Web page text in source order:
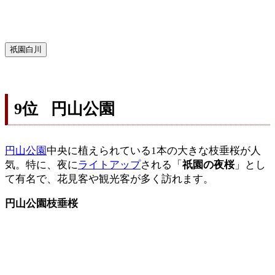
祇園白川
9位 円山公園
円山公園中央に植えられている1本の大きな枝垂桜が人
気。特に、夜にライトアップされる「祇園の夜桜」とし
て有名で、花見客や観光客が多く訪れます。
円山公園枝垂桜